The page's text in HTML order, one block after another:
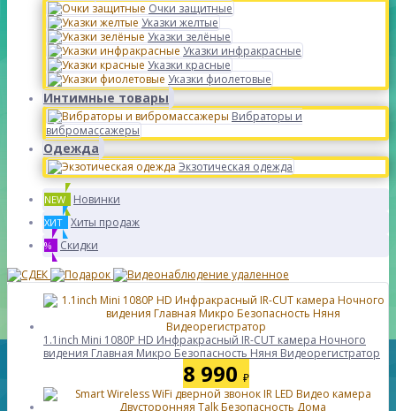
Очки защитные
Указки желтые
Указки зелёные
Указки инфракрасные
Указки красные
Указки фиолетовые
Интимные товары
Вибраторы и
вибромассажеры
Одежда
Экзотическая одежда
NEW Новинки
ХИТ Хиты продаж
% Скидки
1.1inch Mini 1080P HD Инфракрасный IR-CUT камера Ночного
видения Главная Микро Безопасность Няня Видеорегистратор
8 990 ₽